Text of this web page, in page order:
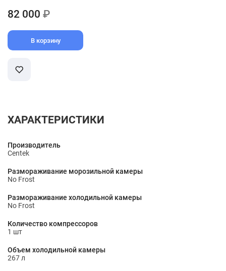
82 000 ₽
В корзину
ХАРАКТЕРИСТИКИ
Производитель
Centek
Размораживание морозильной камеры
No Frost
Размораживание холодильной камеры
No Frost
Количество компрессоров
1 шт
Объем холодильной камеры
267 л